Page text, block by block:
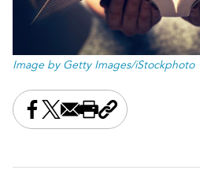
Image by Getty Images/iStockphoto
Share this on Facebook
Share this on X
Share this by email
Print this page
Copy the page